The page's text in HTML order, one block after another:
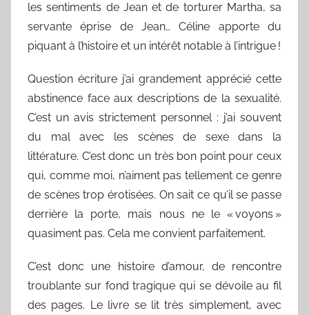
les sentiments de Jean et de torturer Martha, sa
servante éprise de Jean… Céline apporte du
piquant à l’histoire et un intérêt notable à l’intrigue !
Question écriture j’ai grandement apprécié cette
abstinence face aux descriptions de la sexualité.
C’est un avis strictement personnel : j’ai souvent
du mal avec les scènes de sexe dans la
littérature. C’est donc un très bon point pour ceux
qui, comme moi, n’aiment pas tellement ce genre
de scènes trop érotisées. On sait ce qu’il se passe
derrière la porte, mais nous ne le « voyons »
quasiment pas. Cela me convient parfaitement.
C’est donc une histoire d’amour, de rencontre
troublante sur fond tragique qui se dévoile au fil
des pages. Le livre se lit très simplement, avec